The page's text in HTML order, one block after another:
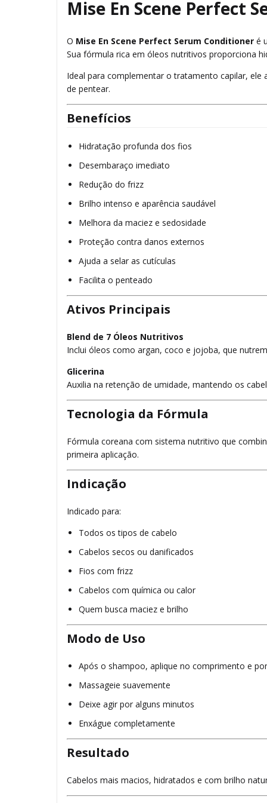
Mise En Scene Perfect
O Mise En Scene Perfect Serum Conditioner é
Sua fórmula rica em óleos nutritivos proporciona
Ideal para complementar o tratamento capilar, ele
de pentear.
Benefícios
Hidratação profunda dos fios
Desembaraço imediato
Redução do frizz
Brilho intenso e aparência saudável
Melhora da maciez e sedosidade
Proteção contra danos externos
Ajuda a selar as cutículas
Facilita o penteado
Ativos Principais
Blend de 7 Óleos Nutritivos
Inclui óleos como argan, coco e jojoba, que
Glicerina
Auxilia na retenção de umidade, mantendo os
Tecnologia da Fórmula
Fórmula coreana com sistema nutritivo que
primeira aplicação.
Indicação
Indicado para:
Todos os tipos de cabelo
Cabelos secos ou danificados
Fios com frizz
Cabelos com química ou calor
Quem busca maciez e brilho
Modo de Uso
Após o shampoo, aplique no comprimento e
Massageie suavemente
Deixe agir por alguns minutos
Enxágue completamente
Resultado
Cabelos mais macios, hidratados e com brilho